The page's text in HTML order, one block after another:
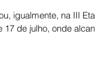
igualmente, na III
de julho, onde